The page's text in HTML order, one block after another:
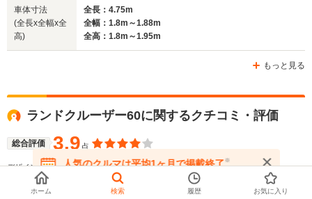
車体寸法
(全長x全幅x全
高)
全長：4.75m
全幅：1.8m～1.88m
全高：1.8m～1.95m
もっと見る
ランドクルーザー60に関するクチコミ・評価
総合評価 3.9点
デザイン :3.9走行性 :3.6居住性 :3.6
3.8運転しやすさ : 3.4維持費 :
人気のクルマは平均1ヶ月で掲載終了※
在庫が無くなる前にお問い合わせください
ホーム 検索 履歴 お気に入り